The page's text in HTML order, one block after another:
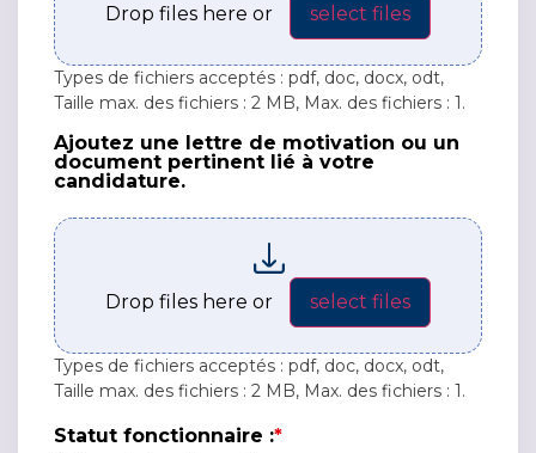
Drop files here or select files
Types de fichiers acceptés : pdf, doc, docx, odt,
Taille max. des fichiers : 2 MB, Max. des fichiers : 1.
Ajoutez une lettre de motivation ou un
Ajoutez une lettre de motivation ou un
document pertinent lié à votre
candidature.
Drop files here or select files
Types de fichiers acceptés : pdf, doc, docx, odt,
Taille max. des fichiers : 2 MB, Max. des fichiers : 1.
Statut fonctionnaire :*